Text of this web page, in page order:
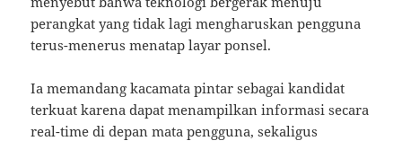
perangkat yang tidak lagi mengharuskan pengguna
terus-menerus menatap layar ponsel.
Ia memandang kacamata pintar sebagai kandidat
terkuat karena dapat menampilkan informasi secara
real-time di depan mata pengguna, sekaligus